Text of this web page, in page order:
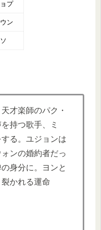
プ
ン
才楽師のパク・
持つ歌手、ミ
る。ユジョンは
ンの婚約者だっ
身分に。ヨンと
かれる運命